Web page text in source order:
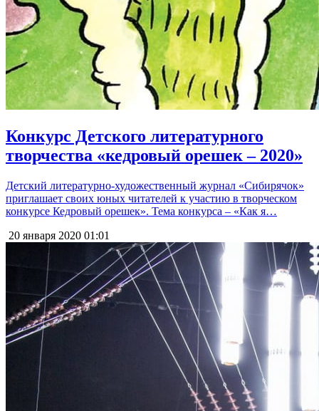
Конкурс Детского литературного
творчества «кедровый орешек – 2020»
Детский литературно-художественный журнал «Сибирячок»
приглашает своих юных читателей к участию в творческом
конкурсе Кедровый орешек». Тема конкурса – «Как я…
20 января 2020 01:01